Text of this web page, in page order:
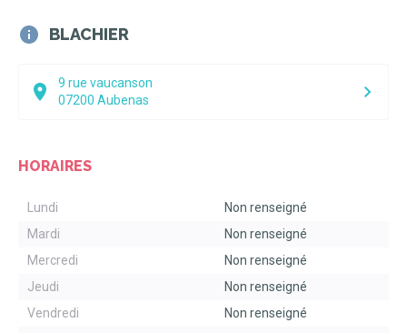
BLACHIER
9 rue vaucanson
07200 Aubenas
HORAIRES
Lundi
Non renseigné
Mardi
Non renseigné
Mercredi
Non renseigné
Jeudi
Non renseigné
Vendredi
Non renseigné